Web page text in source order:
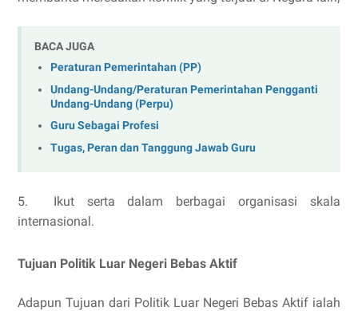
BACA JUGA
Peraturan Pemerintahan (PP)
Undang-Undang/Peraturan Pemerintahan Pengganti
Undang-Undang (Perpu)
Guru Sebagai Profesi
Tugas, Peran dan Tanggung Jawab Guru
5. Ikut serta dalam berbagai organisasi skala
internasional.
Tujuan Politik Luar Negeri Bebas Aktif
Adapun Tujuan dari Politik Luar Negeri Bebas Aktif ialah